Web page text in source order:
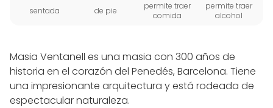
sentada de pie
permite traer
comida
permite traer
alcohol
Masia Ventanell es una masia con 300 años de
historia en el corazón del Penedés, Barcelona. Tiene
una impresionante arquitectura y está rodeada de
espectacular naturaleza.